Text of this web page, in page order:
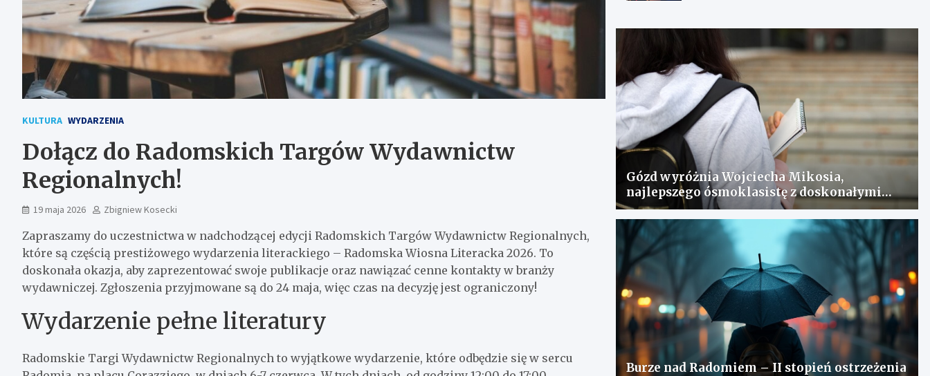
KULTURA WYDARZENIA
Dołącz do Radomskich Targów Wydawnictw
Regionalnych!
19 maja 2026 Zbigniew Kosecki
Zapraszamy do uczestnictwa w nadchodzącej edycji Radomskich Targów Wydawnictw Regionalnych,
które są częścią prestiżowego wydarzenia literackiego – Radomska Wiosna Literacka 2026. To
doskonała okazja, aby zaprezentować swoje publikacje oraz nawiązać cenne kontakty w branży
wydawniczej. Zgłoszenia przyjmowane są do 24 maja, więc czas na decyzję jest ograniczony!
Wydarzenie pełne literatury
Radomskie Targi Wydawnictw Regionalnych to wyjątkowe wydarzenie, które odbędzie się w sercu
Gózd wyróżnia Wojciecha Mikosia,
najlepszego ósmoklasistę z doskonałymi
wynikami!
Burze nad Radomiem – II stopień ostrzeżenia